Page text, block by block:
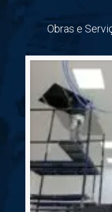
Obras e